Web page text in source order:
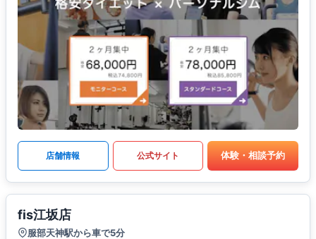
店舗情報 公式サイト 体験・相談予約
fis江坂店
服部天神駅から車で5分